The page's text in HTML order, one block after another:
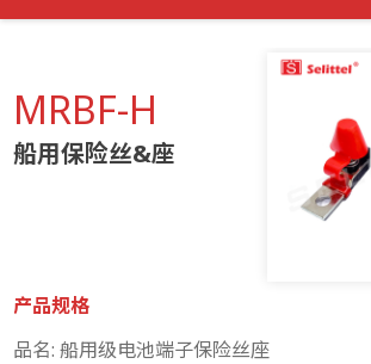
MRBF-H
船用保险丝&座
产品规格
品名: 船用级电池端子保险丝座